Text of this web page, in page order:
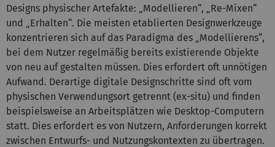
Designs physischer Artefakte: „Modellieren“, „Re-Mixen“
und „Erhalten“. Die meisten etablierten Designwerkzeuge
konzentrieren sich auf das Paradigma des „Modellierens“,
bei dem Nutzer regelmäßig bereits existierende Objekte
von neu auf gestalten müssen. Dies erfordert oft unnötigen
Aufwand. Derartige digitale Designschritte sind oft vom
physischen Verwendungsort getrennt (ex-situ) und finden
beispielsweise an Arbeitsplätzen wie Desktop-Computern
statt. Dies erfordert es von Nutzern, Anforderungen korrekt
zwischen Entwurfs- und Nutzungskontexten zu übertragen.